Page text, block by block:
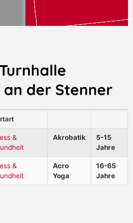
an der Stenner
&
Akrobatik
5-15
Jahre
&
Acro
Yoga
16-65
Jahre